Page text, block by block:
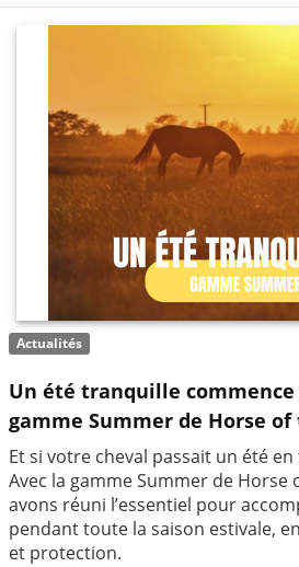
Actualités
Un été tranquille commence
gamme Summer de Horse of
Et si votre cheval passait un été
Avec la gamme Summer de Horse
avons réuni l’essentiel pour
pendant toute la saison estivale,
et protection.